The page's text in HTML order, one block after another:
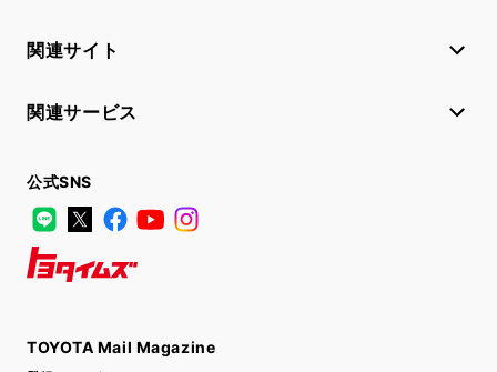
関連サイト
関連サービス
公式SNS
LINE
X FacebookYouTube
TOYOTA Mail Magazine